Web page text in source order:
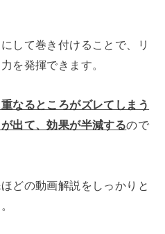
して巻き付けることで、リ
を発揮できます。
なるところがズレてしまう
出て、効果が半減するので
どの動画解説をしっかりと